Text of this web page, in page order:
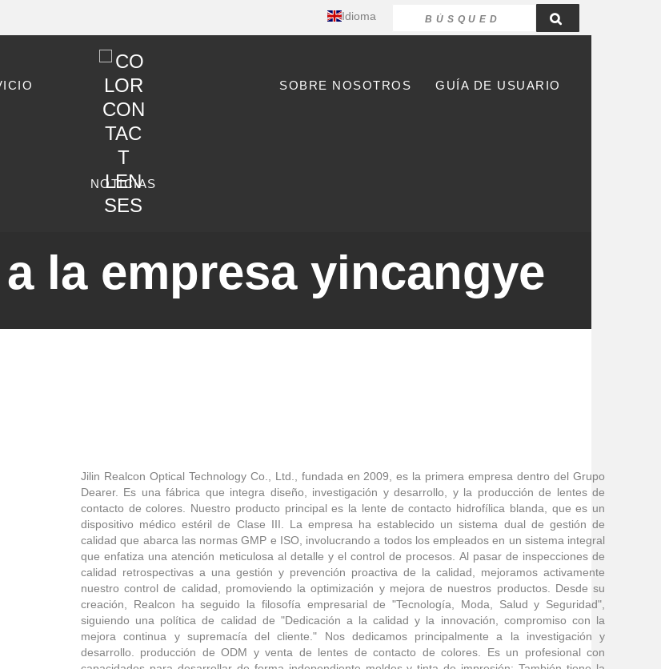
Idioma
SOBRE NOSOTROS GUÍA DE USUARIO
NOTICIAS
la empresa yincangye
Jilin Realcon Optical Technology Co., Ltd., fundada en 2009, es la primera empresa dentro del Grupo
Dearer. Es una fábrica que integra diseño, investigación y desarrollo, y la producción de lentes de
contacto de colores. Nuestro producto principal es la lente de contacto hidrofílica blanda, que es un
dispositivo médico estéril de Clase III. La empresa ha establecido un sistema dual de gestión de
calidad que abarca las normas GMP e ISO, involucrando a todos los empleados en un sistema integral
que enfatiza una atención meticulosa al detalle y el control de procesos. Al pasar de inspecciones de
calidad retrospectivas a una gestión y prevención proactiva de la calidad, mejoramos activamente
nuestro control de calidad, promoviendo la optimización y mejora de nuestros productos. Desde su
creación, Realcon ha seguido la filosofía empresarial de "Tecnología, Moda, Salud y Seguridad",
siguiendo una política de calidad de "Dedicación a la calidad y la innovación, compromiso con la
mejora continua y supremacía del cliente." Nos dedicamos principalmente a la investigación y
desarrollo. producción de ODM y venta de lentes de contacto de colores. Es un profesional con